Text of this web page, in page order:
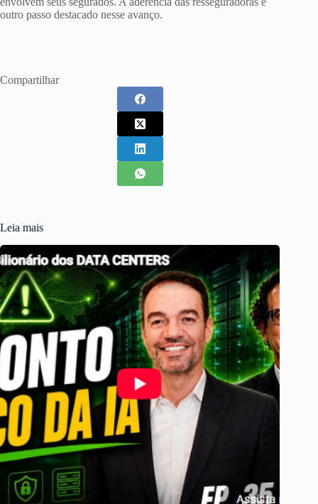
outro passo destacado nesse avanço.
Compartilhar
Leia mais